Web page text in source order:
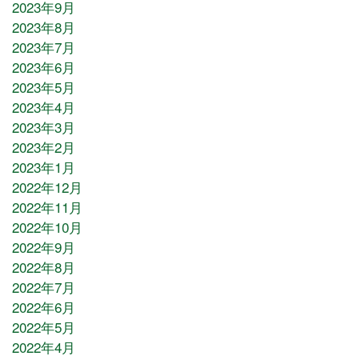
2023年9月
2023年8月
2023年7月
2023年6月
2023年5月
2023年4月
2023年3月
2023年2月
2023年1月
2022年12月
2022年11月
2022年10月
2022年9月
2022年8月
2022年7月
2022年6月
2022年5月
2022年4月